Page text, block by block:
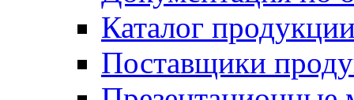
Каталог
Поставщики